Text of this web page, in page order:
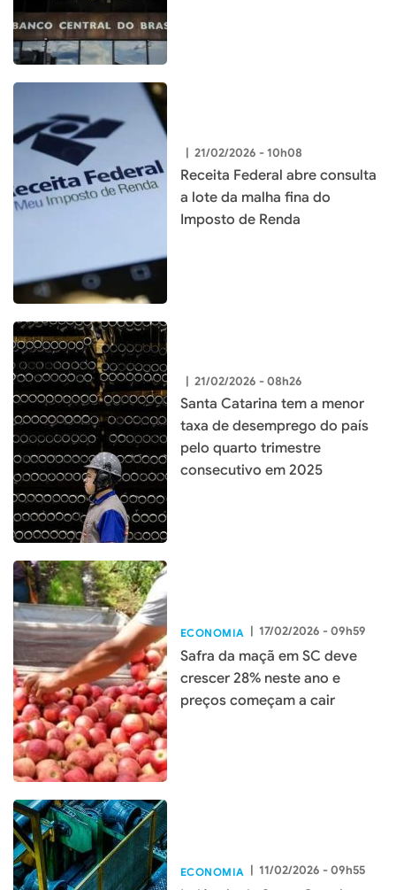
| 21/02/2026 - 10h08
Receita Federal abre consulta
a lote da malha fina do
Imposto de Renda
| 21/02/2026 - 08h26
Santa Catarina tem a menor
taxa de desemprego do país
pelo quarto trimestre
consecutivo em 2025
ECONOMIA | 17/02/2026 - 09h59
Safra da maçã em SC deve
crescer 28% neste ano e
preços começam a cair
ECONOMIA | 11/02/2026 - 09h55